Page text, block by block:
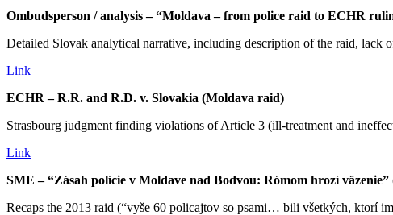
Ombudsperson / analysis – “Moldava – from police raid to ECHR
Detailed Slovak analytical narrative, including description of the raid, lack
Link
ECHR – R.R. and R.D. v. Slovakia (Moldava raid)
Strasbourg judgment finding violations of Article 3 (ill‑treatment and
Link
SME – “Zásah polície v Moldave nad Bodvou: Rómom hrozí väzenie”
Recaps the 2013 raid (“vyše 60 policajtov so psami… bili všetkých, ktorí